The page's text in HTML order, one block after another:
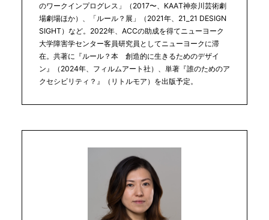
のワークインプログレス」（2017〜、KAAT神奈川芸術劇
場劇場ほか）、「ルール？展」（2021年、21_21 DESIGN
SIGHT）など。2022年、ACCの助成を得てニューヨーク
大学障害学センター客員研究員としてニューヨークに滞
在。共著に『ルール？本 創造的に生きるためのデザイ
ン』（2024年、フィルムアート社）、単著『誰のためのア
クセシビリティ？』（リトルモア）を出版予定。